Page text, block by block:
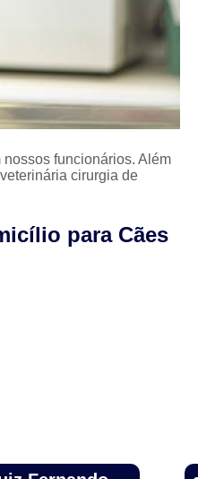
Canino
Limpeza de
em Cães
Limpeza de
Dentária Canina
Tártaro São Paulo
Cães e Gatos
Odonto para
Veterinário
Odontologia
Odontologia Veterinária
para Cachorro Campinas
funcionários. Além
cirurgia de
para Cães